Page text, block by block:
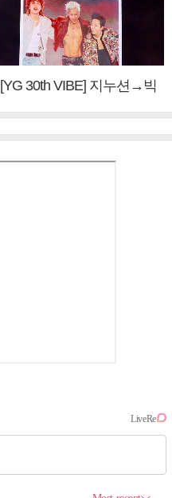
[YG 30th VIBE] 지누션→빅